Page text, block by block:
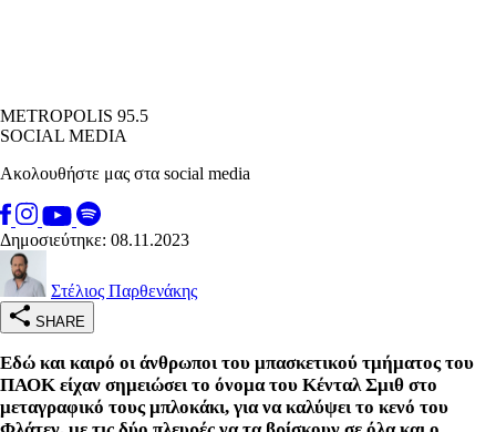
METROPOLIS 95.5
SOCIAL MEDIA
Ακολουθήστε μας στα social media
Δημοσιεύτηκε: 08.11.2023
Στέλιος Παρθενάκης
SHARE
Εδώ και καιρό οι άνθρωποι του μπασκετικού τμήματος του
ΠΑΟΚ είχαν σημειώσει το όνομα του Κένταλ Σμιθ στο
μεταγραφικό τους μπλοκάκι, για να καλύψει το κενό του